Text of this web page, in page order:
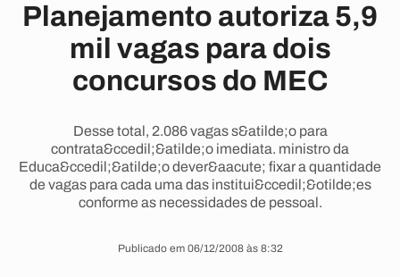
Planejamento autoriza 5,9
mil vagas para dois
concursos do MEC
Desse total, 2.086 vagas s&atilde;o para
contrata&ccedil;&atilde;o imediata. ministro da
Educa&ccedil;&atilde;o dever&aacute; fixar a quantidade
de vagas para cada uma das institui&ccedil;&otilde;es
conforme as necessidades de pessoal.
Publicado em 06/12/2008 às 8:32